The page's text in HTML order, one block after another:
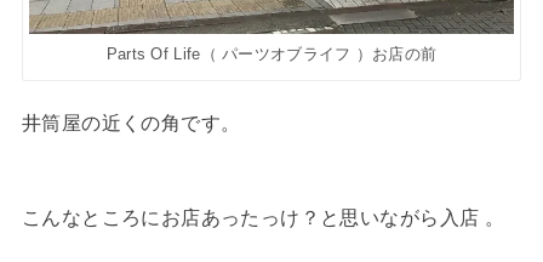
Parts Of Life（ パーツオブライフ ）お店の前
井筒屋の近くの角です。
こんなところにお店あったっけ？と思いながら入店 。